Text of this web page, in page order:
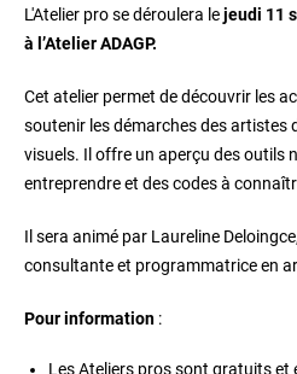
L'Atelier pro se déroulera lejeudi 11
à l’Atelier ADAGP.
Cet atelier permet de découvrir les
soutenir les démarches des artistes
visuels. Il offre un aperçu des outils
entreprendre et des codes à
Il sera animé par Laureline Deloingce
consultante et programmatrice en
Pour information :
Les Ateliers pros sont gratuits et